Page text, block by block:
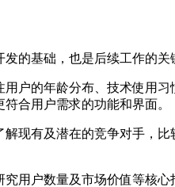
的基础，也是后续工作的
用户的年龄分布、技术使用
合用户需求的功能和界面。
解现有及潜在的竞争对手，
究用户数量及市场价值等核